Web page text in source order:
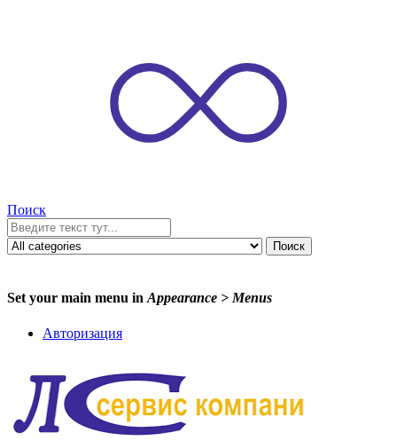
Поиск
Поиск
Set your main menu in Appearance > Menus
Авторизация